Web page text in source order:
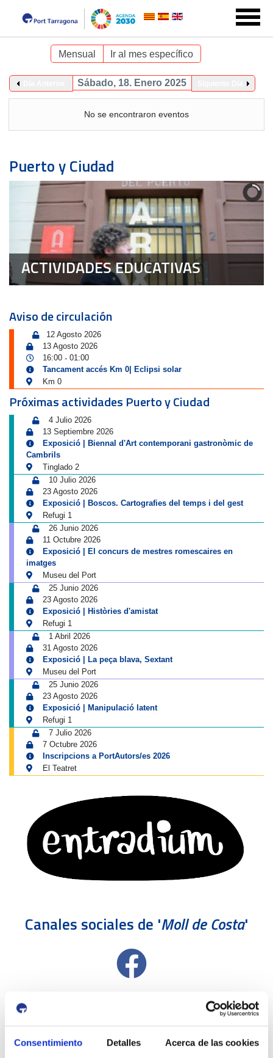
Consentimiento Detalles Acerca de las cookies
Mensual Ir al mes específico
Sábado, 18. Enero 2025
No se encontraron eventos
Puerto y Ciudad
ACTIVIDADES EDUCATIVAS
Aviso de circulación
12 Agosto 2026
13 Agosto 2026
16:00 - 01:00
Tancament accés Km 0| Eclipsi solar
Km 0
Próximas actividades Puerto y Ciudad
4 Julio 2026
13 Septiembre 2026
Exposició | Biennal d'Art contemporani gastronòmic de
Cambrils
Tinglado 2
10 Julio 2026
23 Agosto 2026
Exposició | Boscos. Cartografies del temps i del gest
Refugi 1
26 Junio 2026
11 Octubre 2026
Exposició | El concurs de mestres romescaires en
imatges
Museu del Port
25 Junio 2026
23 Agosto 2026
Exposició | Històries d'amistat
Refugi 1
1 Abril 2026
31 Agosto 2026
Exposició | La peça blava, Sextant
Museu del Port
25 Junio 2026
23 Agosto 2026
Exposició | Manipulació latent
Refugi 1
7 Julio 2026
7 Octubre 2026
Inscripcions a PortAutors/es 2026
El Teatret
Canales sociales de 'Moll de Costa'